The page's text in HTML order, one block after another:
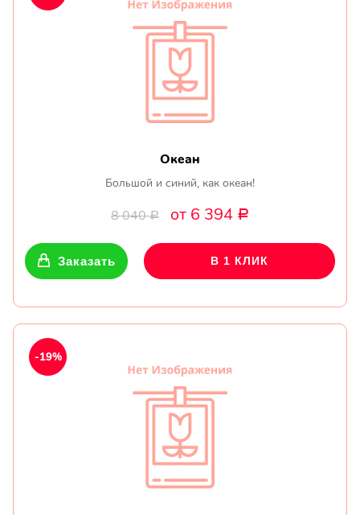
Океан
Большой и синий, как океан!
8 040Р от 6 394 Р
Заказать В 1 КЛИК
-19%